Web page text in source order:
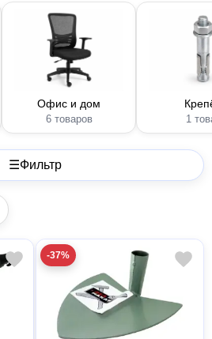
Офис и дом
6 товаров 1
☰Фильтр
-37%